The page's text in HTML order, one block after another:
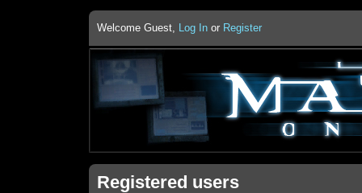
Welcome Guest, Log In or Register
Registered users